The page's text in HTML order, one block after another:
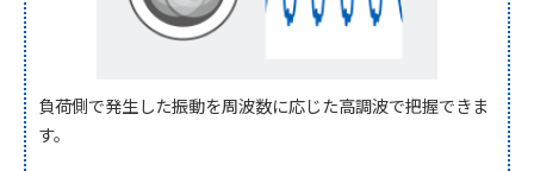
負荷側で発生した振動を周波数に応じた高調波で把握できま
す。